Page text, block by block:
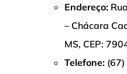
Endereço:
– Chácara
MS, CEP:
Telefone: